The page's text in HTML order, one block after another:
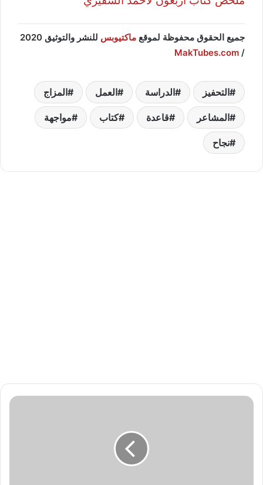
جميع الحقوق محفوظة لموقع ماكتيوبس
للنشر والتوثيق 2020
/
MakTubes.com
التحفيز الدراسة العمل المزاج
المشاعر قاعدة كتاب مواجهة
نجاح